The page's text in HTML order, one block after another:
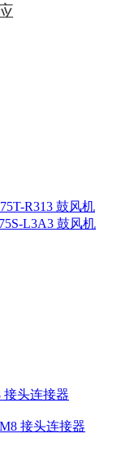
R313 鼓风机
L3A3 鼓风机
接头连接器